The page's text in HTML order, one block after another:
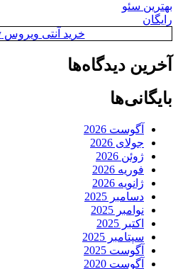
بهترین سئو
رایگان
خرید آنتی ویروس Kaspersky
آخرین دیدگاه‌ها
بایگانی‌ها
آگوست 2026
جولای 2026
ژوئن 2026
فوریه 2026
ژانویه 2026
دسامبر 2025
نوامبر 2025
اکتبر 2025
سپتامبر 2025
آگوست 2025
آگوست 2020